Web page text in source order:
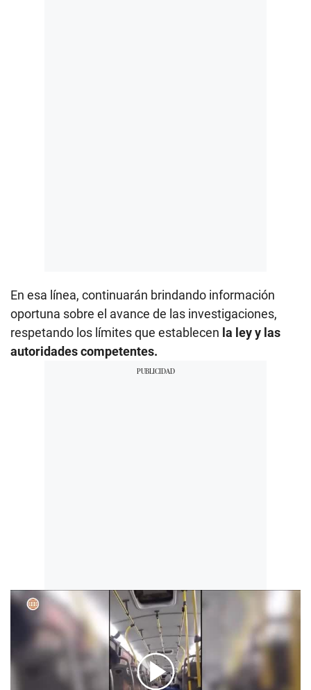
En esa línea, continuarán brindando información
oportuna sobre el avance de las investigaciones,
respetando los límites que establecen la ley y las
autoridades competentes.